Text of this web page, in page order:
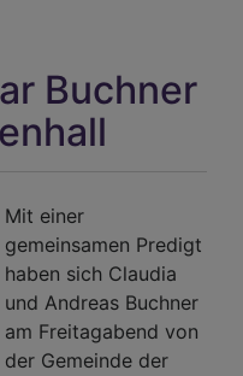
Buchner
Mit einer
gemeinsamen Predigt
haben sich Claudia
und Andreas Buchner
am Freitagabend von
der Gemeinde der